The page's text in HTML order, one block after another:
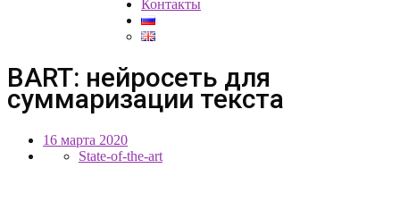
Контакты
BART: нейросеть для
суммаризации текста
16 марта 2020
State-of-the-art